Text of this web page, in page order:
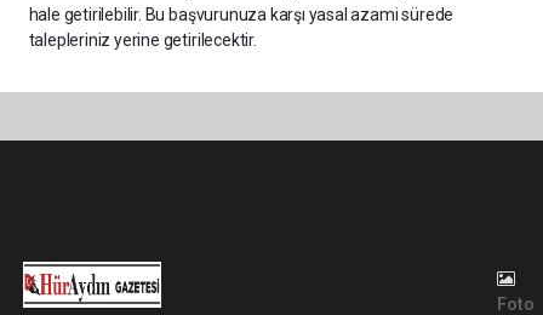
hale getirilebilir. Bu başvurunuza karşı yasal azami sürede
talepleriniz yerine getirilecektir.
Foto